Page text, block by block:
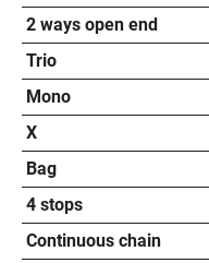
2 ways open end
Trio
Mono
X
Bag
4 stops
Continuous chain